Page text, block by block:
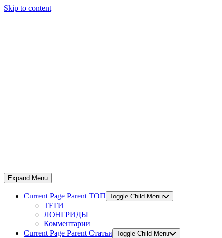
Skip to content
Expand Menu
Current Page Parent ТОП Toggle Child Menu
ТЕГИ
ЛОНГРИДЫ
Комментарии
Current Page Parent Статьи Toggle Child Menu